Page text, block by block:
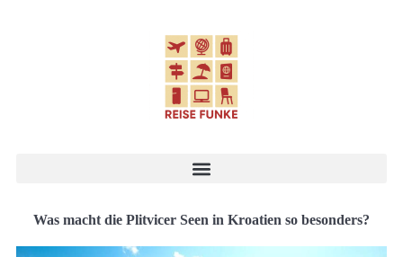
Was macht die Plitvicer Seen in Kroatien so besonders?